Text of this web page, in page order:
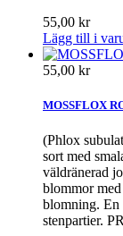
55,00 kr
Lägg till i
55,00 kr
MOSSFLOX
(Phlox
sort med
väldränerad
blommor
blomning. En
stenpartier.